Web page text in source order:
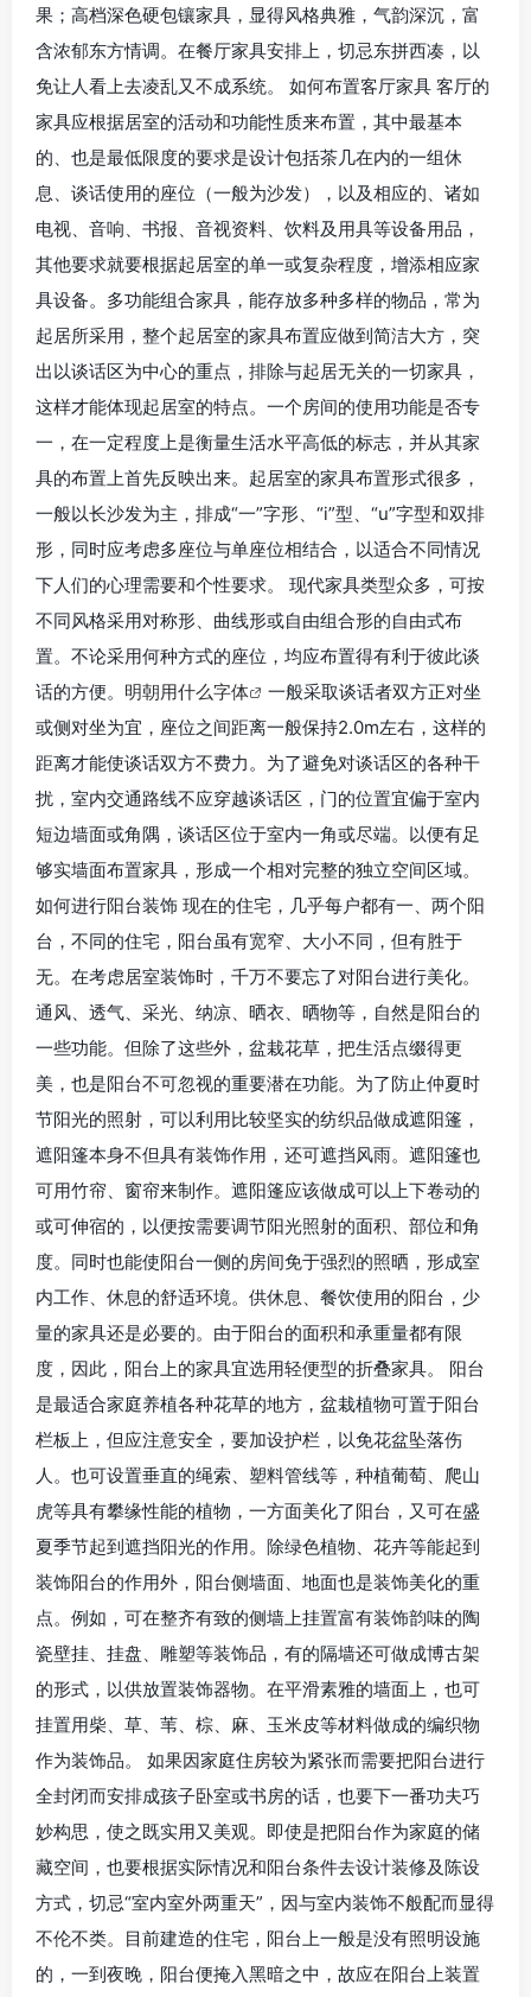
果；高档深色硬包镶家具，显得风格典雅，气韵深沉，富
含浓郁东方情调。在餐厅家具安排上，切忌东拼西凑，以
免让人看上去凌乱又不成系统。 如何布置客厅家具 客厅的
家具应根据居室的活动和功能性质来布置，其中最基本
的、也是最低限度的要求是设计包括茶几在内的一组休
息、谈话使用的座位（一般为沙发），以及相应的、诸如
电视、音响、书报、音视资料、饮料及用具等设备用品，
其他要求就要根据起居室的单一或复杂程度，增添相应家
具设备。多功能组合家具，能存放多种多样的物品，常为
起居所采用，整个起居室的家具布置应做到简洁大方，突
出以谈话区为中心的重点，排除与起居无关的一切家具，
这样才能体现起居室的特点。一个房间的使用功能是否专
一，在一定程度上是衡量生活水平高低的标志，并从其家
具的布置上首先反映出来。起居室的家具布置形式很多，
一般以长沙发为主，排成“一”字形、“i”型、“u”字型和双排
形，同时应考虑多座位与单座位相结合，以适合不同情况
下人们的心理需要和个性要求。 现代家具类型众多，可按
不同风格采用对称形、曲线形或自由组合形的自由式布
置。不论采用何种方式的座位，均应布置得有利于彼此谈
话的方便。 明朝用什么字体
一般采取谈话者双方正对坐
或侧对坐为宜，座位之间距离一般保持2.0m左右，这样的
距离才能使谈话双方不费力。为了避免对谈话区的各种干
扰，室内交通路线不应穿越谈话区，门的位置宜偏于室内
短边墙面或角隅，谈话区位于室内一角或尽端。以便有足
够实墙面布置家具，形成一个相对完整的独立空间区域。
如何进行阳台装饰 现在的住宅，几乎每户都有一、两个阳
台，不同的住宅，阳台虽有宽窄、大小不同，但有胜于
无。在考虑居室装饰时，千万不要忘了对阳台进行美化。
通风、透气、采光、纳凉、晒衣、晒物等，自然是阳台的
一些功能。但除了这些外，盆栽花草，把生活点缀得更
美，也是阳台不可忽视的重要潜在功能。为了防止仲夏时
节阳光的照射，可以利用比较坚实的纺织品做成遮阳篷，
遮阳篷本身不但具有装饰作用，还可遮挡风雨。遮阳篷也
可用竹帘、窗帘来制作。遮阳篷应该做成可以上下卷动的
或可伸宿的，以便按需要调节阳光照射的面积、部位和角
度。同时也能使阳台一侧的房间免于强烈的照晒，形成室
内工作、休息的舒适环境。供休息、餐饮使用的阳台，少
量的家具还是必要的。由于阳台的面积和承重量都有限
度，因此，阳台上的家具宜选用轻便型的折叠家具。 阳台
是最适合家庭养植各种花草的地方，盆栽植物可置于阳台
栏板上，但应注意安全，要加设护栏，以免花盆坠落伤
人。也可设置垂直的绳索、塑料管线等，种植葡萄、爬山
虎等具有攀缘性能的植物，一方面美化了阳台，又可在盛
夏季节起到遮挡阳光的作用。除绿色植物、花卉等能起到
装饰阳台的作用外，阳台侧墙面、地面也是装饰美化的重
点。例如，可在整齐有致的侧墙上挂置富有装饰韵味的陶
瓷壁挂、挂盘、雕塑等装饰品，有的隔墙还可做成博古架
的形式，以供放置装饰器物。在平滑素雅的墙面上，也可
挂置用柴、草、苇、棕、麻、玉米皮等材料做成的编织物
作为装饰品。 如果因家庭住房较为紧张而需要把阳台进行
全封闭而安排成孩子卧室或书房的话，也要下一番功夫巧
妙构思，使之既实用又美观。即使是把阳台作为家庭的储
藏空间，也要根据实际情况和阳台条件去设计装修及陈设
方式，切忌“室内室外两重天”，因与室内装饰不般配而显得
不伦不类。目前建造的住宅，阳台上一般是没有照明设施
的，一到夜晚，阳台便掩入黑暗之中，故应在阳台上装置